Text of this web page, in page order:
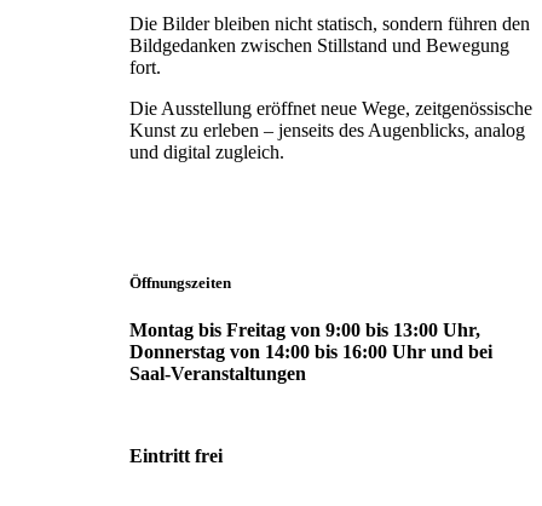
Die Bilder bleiben nicht statisch, sondern führen den
Bildgedanken zwischen Stillstand und Bewegung
fort.
Die Ausstellung eröffnet neue Wege, zeitgenössische
Kunst zu erleben – jenseits des Augenblicks, analog
und digital zugleich.
Öffnungszeiten
Montag bis Freitag von 9:00 bis 13:00 Uhr,
Donnerstag von 14:00 bis 16:00 Uhr und bei
Saal-Veranstaltungen
Eintritt frei